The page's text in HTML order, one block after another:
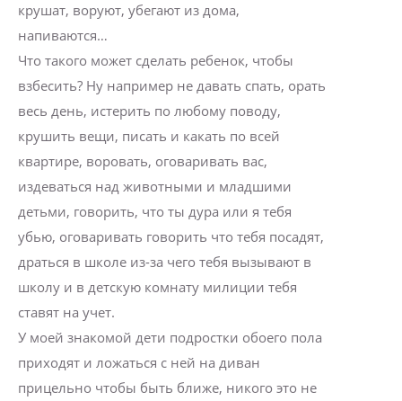
крушат, воруют, убегают из дома,
напиваются…
Что такого может сделать ребенок, чтобы
взбесить? Ну например не давать спать, орать
весь день, истерить по любому поводу,
крушить вещи, писать и какать по всей
квартире, воровать, оговаривать вас,
издеваться над животными и младшими
детьми, говорить, что ты дура или я тебя
убью, оговаривать говорить что тебя посадят,
драться в школе из-за чего тебя вызывают в
школу и в детскую комнату милиции тебя
ставят на учет.
У моей знакомой дети подростки обоего пола
приходят и ложаться с ней на диван
прицельно чтобы быть ближе, никого это не